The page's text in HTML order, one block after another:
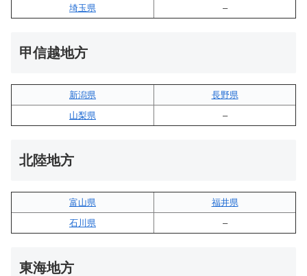
埼玉県
–
甲信越地方
新潟県
長野県
山梨県
–
北陸地方
富山県
福井県
石川県
–
東海地方